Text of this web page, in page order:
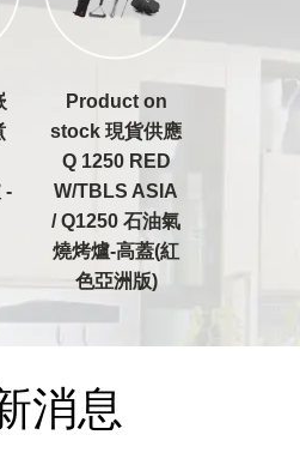
-
Product on
stock 現貨供應
Q 1250 RED
W/TBLS ASIA
/ Q1250 石油氣
燒烤爐-高蓋(紅
色亞洲版)
消息